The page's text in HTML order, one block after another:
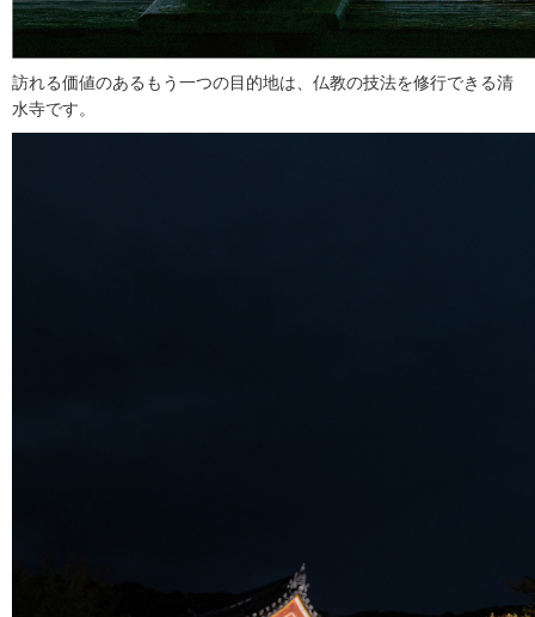
訪れる価値のあるもう一つの目的地は、仏教の技法を修行できる清
水寺です。